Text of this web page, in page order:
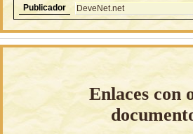
Publicador
DeveNet.net
Enlaces con